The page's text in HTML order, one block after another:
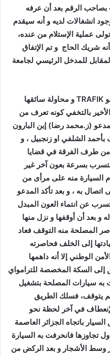
بصاحب الرقم بعد أن عرفه
انشغالات لديه و أنه سيقدم
عملية الإستلام من عنده،
شريك الحاج و تم الإتفاق
للمدخل الرئيسي لجامعة
TRAFIK و محاولة سائقها
بالتخفي كونه تعرف من
(ز.محمد رضا) إبن البارون
الشلفي او زنجبيل ، و
من طرف الفرقة في قضايا
بسرعة بعون آخر غير
السيارة منه على مرأى من
به ، و بعد تأكد المدعو
عن انتماء العون المبدل
و بعد أن أوقفها و نزل منها
المصلحة منه التوقف فعاد
إلى الخلف فحاصرته
الوطني إلا أنه داهمها
إلى السكة المخصصة للترامواي
به سيارات المصلحة بتشغيل
لم يتوقف، فسلك الطريق
في آخر لحظة نحو
باتجاه الجزائر العاصمة
تجاوزها فانحرفت به السيارة
وسط الأشجار و بعد الركض من